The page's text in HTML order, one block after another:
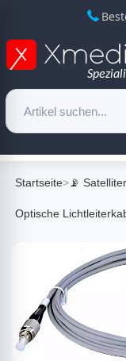
Startseite>📡
Optische